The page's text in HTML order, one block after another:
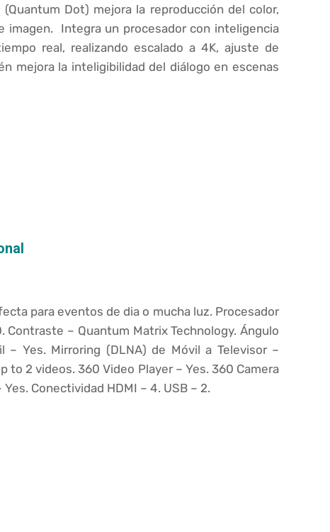
Dot) mejora la reproducción del color,
imagen. Integra un procesador con inteligencia
real, realizando escalado a 4K, ajuste de
mejora la inteligibilidad del diálogo en escenas
para eventos de dia o mucha luz. Procesador
Contraste – Quantum Matrix Technology. Ángulo
– Yes. Mirroring (DLNA) de Móvil a Televisor –
to 2 videos.360 Video Player – Yes. 360 Camera
Yes. Conectividad HDMI – 4. USB – 2.